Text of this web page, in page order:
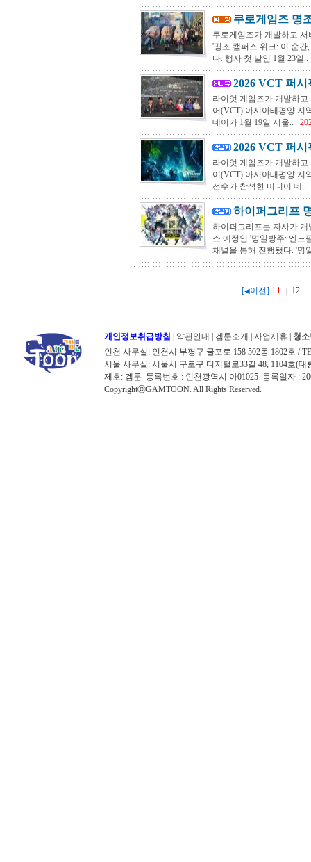
쿠로게임즈 명
쿠로게임즈가 개발하고
'띵조 캠퍼스 위크: 이 순간
다. 행사 첫 날인 1월 23일..
2026 VCT 퍼시
라이엇 게임즈가 개발하
어(VCT) 아시아태평양 지
데이가 1월 19일 서울..
2026 VCT 퍼시
라이엇 게임즈가 개발하
어(VCT) 아시아태평양 지
선수가 참석한 미디어 데..
하이퍼그리프
하이퍼그리프는 자사가
스 예정인 '명일방주: 엔드
채널을 통해 진행됐다. '명
[◀이전] 11 12
개인정보취급방침 약관안내 겜툰소개 사업제휴
청
인천 사무실: 인천시 부평구 굴포로 158 502동 1802호 /
서울 사무실: 서울시 구로구 디지털로33길 48, 1104호(대
제호: 겜툰 등록번호 : 인천광역시 아01025 등록일자 :
CopyrightⓒGAMTOON. All Rights Reserved.